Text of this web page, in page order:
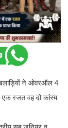
खिलाड़ियों ने ओवरऑल 4
एक रजत वह दो कांस्य